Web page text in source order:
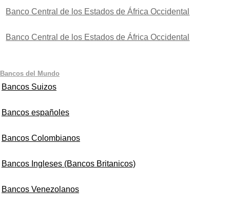
Banco Central de los Estados de África Occidental
Banco Central de los Estados de África Occidental
Bancos del Mundo
Bancos Suizos
Bancos españoles
Bancos Colombianos
Bancos Ingleses (Bancos Britanicos)
Bancos Venezolanos